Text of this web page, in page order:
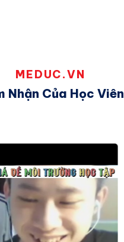
MEDUC.VN
Nhận Của Học Viên